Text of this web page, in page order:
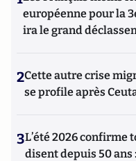
européenne pour la
ira le grand
2Cette autre crise
se profile après
3L’été 2026 confirme
disent depuis 50 ans